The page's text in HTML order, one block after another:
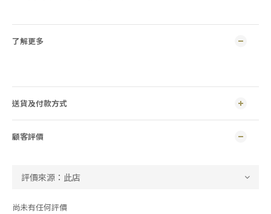
了解更多
送貨及付款方式
顧客評價
尚未有任何評價